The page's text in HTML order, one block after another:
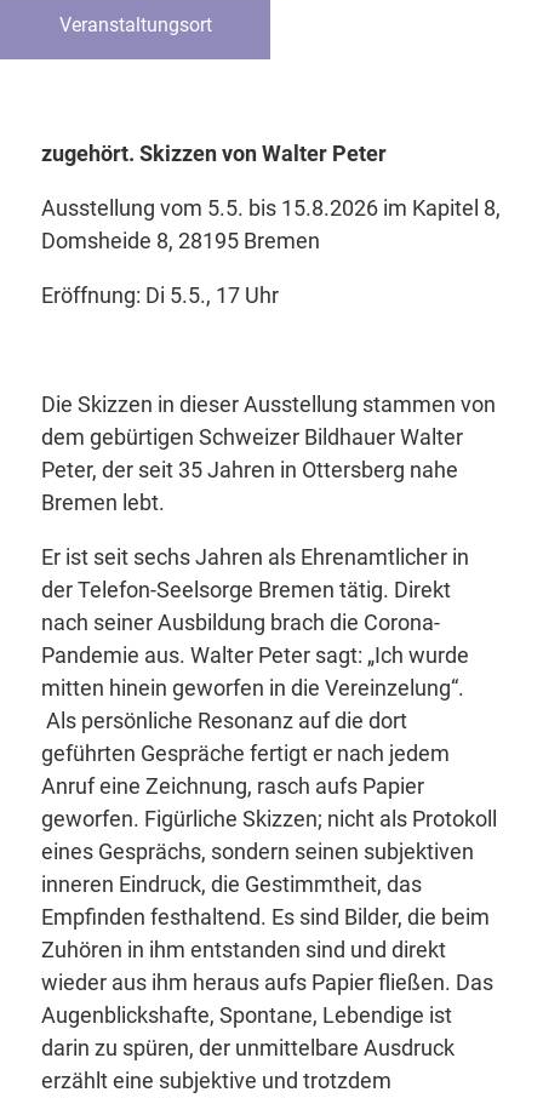
Veranstaltungsort
zugehört. Skizzen von Walter Peter
Ausstellung vom 5.5. bis 15.8.2026 im Kapitel 8,
Domsheide 8, 28195 Bremen
Eröffnung: Di 5.5., 17 Uhr
Die Skizzen in dieser Ausstellung stammen von
dem gebürtigen Schweizer Bildhauer Walter
Peter, der seit 35 Jahren in Ottersberg nahe
Bremen lebt.
Er ist seit sechs Jahren als Ehrenamtlicher in
der Telefon-Seelsorge Bremen tätig. Direkt
nach seiner Ausbildung brach die Corona-
Pandemie aus. Walter Peter sagt: „Ich wurde
mitten hinein geworfen in die Vereinzelung“.
Als persönliche Resonanz auf die dort
geführten Gespräche fertigt er nach jedem
Anruf eine Zeichnung, rasch aufs Papier
geworfen. Figürliche Skizzen; nicht als Protokoll
eines Gesprächs, sondern seinen subjektiven
inneren Eindruck, die Gestimmtheit, das
Empfinden festhaltend. Es sind Bilder, die beim
Zuhören in ihm entstanden sind und direkt
wieder aus ihm heraus aufs Papier fließen. Das
Augenblickshafte, Spontane, Lebendige ist
darin zu spüren, der unmittelbare Ausdruck
erzählt eine subjektive und trotzdem